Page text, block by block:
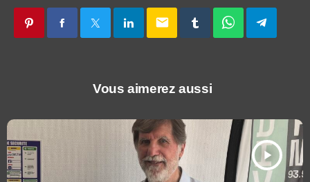
email
Vous aimerez aussi
play_arrow